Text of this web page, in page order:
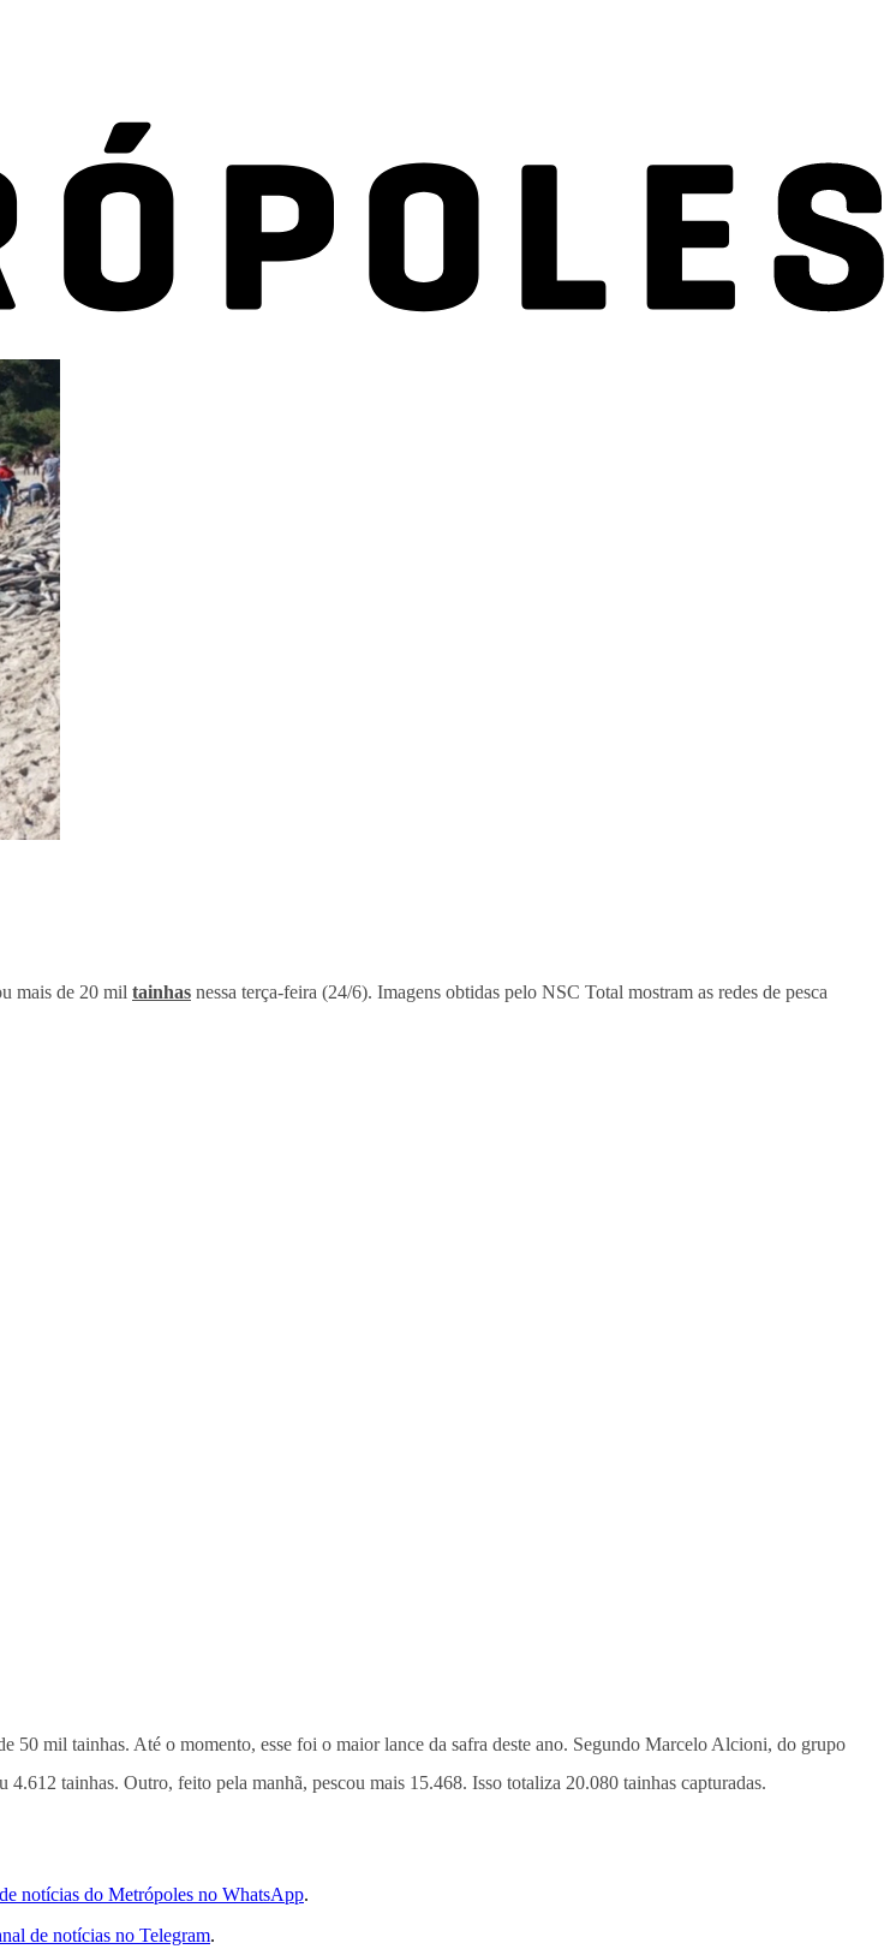
mais de 20 mil tainhas nessa terça-feira (24/6). Imagens obtidas pelo NSC Total mostram as redes de pesca
50 mil tainhas. Até o momento, esse foi o maior lance da safra deste ano. Segundo Marcelo Alcioni, do grupo
tainhas. Outro, feito pela manhã, pescou mais 15.468. Isso totaliza 20.080 tainhas capturadas.
notícias do Metrópoles no WhatsApp.
de notícias no Telegram.